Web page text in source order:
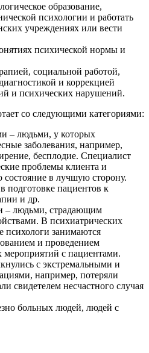
образование,
психологии и работать
учреждениях или вести
психической нормы и
социальной работой,
и коррекцией
и психических нарушений.
со следующими категориями:
– людьми, у которых
заболевания, например,
бесплодие. Специалист
проблемы клиента и
состояние в лучшую сторону.
подготовке пациентов к
и др.
– людьми, страдающим
В психиатрических
психологи занимаются
и проведением
мероприятий с пациентами.
с экстремальными и
например, потеряли
свидетелем несчастного случая
больных людей, людей с